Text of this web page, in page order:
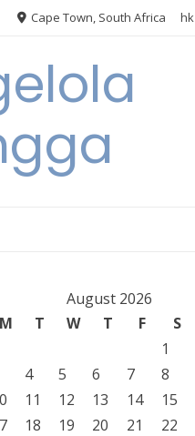
Cape Town, South Africa hk
August 2026
M
T W T F S
1
4 5 6 7 8
11 12 13 14 15
18 19 20 21 22